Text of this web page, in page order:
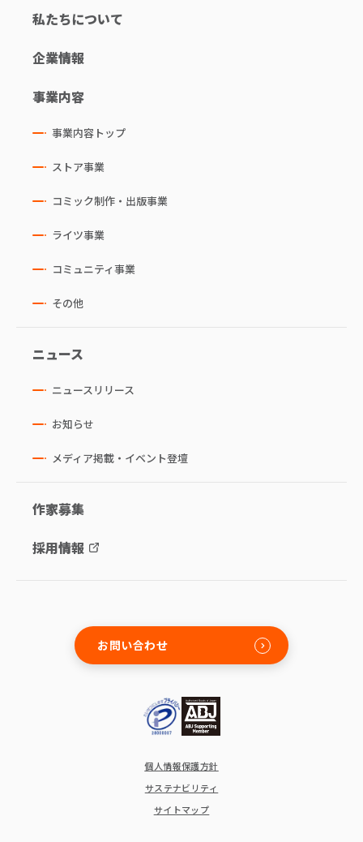
私たちについて
企業情報
事業内容
事業内容トップ
ストア事業
コミック制作・出版事業
ライツ事業
コミュニティ事業
その他
ニュース
ニュースリリース
お知らせ
メディア掲載・イベント登壇
作家募集
採用情報
お問い合わせ
個人情報保護方針
サステナビリティ
サイトマップ